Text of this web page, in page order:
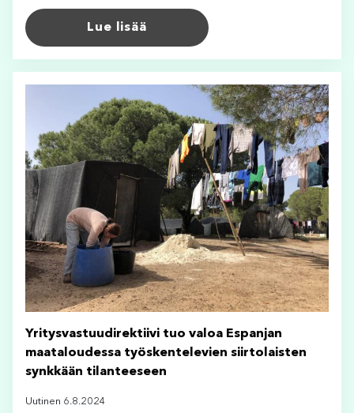
Lue lisää
Yritysvastuudirektiivi tuo valoa Espanjan
maataloudessa työskentelevien siirtolaisten
synkkään tilanteeseen
Uutinen 6.8.2024